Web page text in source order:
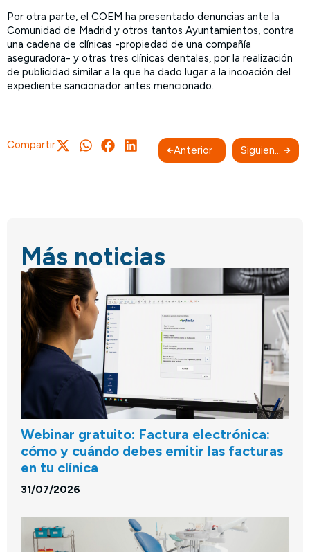
Por otra parte, el COEM ha presentado denuncias ante la
Comunidad de Madrid y otros tantos Ayuntamientos, contra
una cadena de clínicas -propiedad de una compañía
aseguradora- y otras tres clínicas dentales, por la realización
de publicidad similar a la que ha dado lugar a la incoación del
expediente sancionador antes mencionado.
Compartir Anterior
Más noticias
Webinar gratuito: Factura electrónica:
cómo y cuándo debes emitir las facturas
en tu clínica
31/07/2026